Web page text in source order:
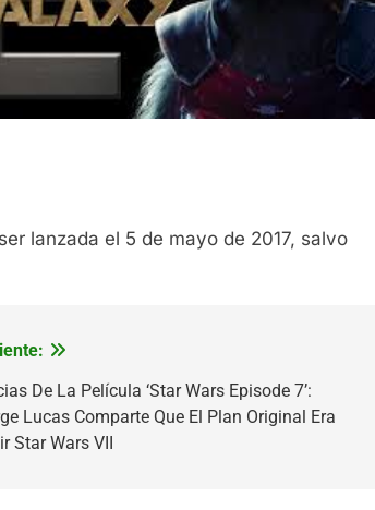
lanzada el 5 de mayo de 2017, salvo
De La Película ‘Star Wars Episode 7’:
Lucas Comparte Que El Plan Original Era
Star Wars VII